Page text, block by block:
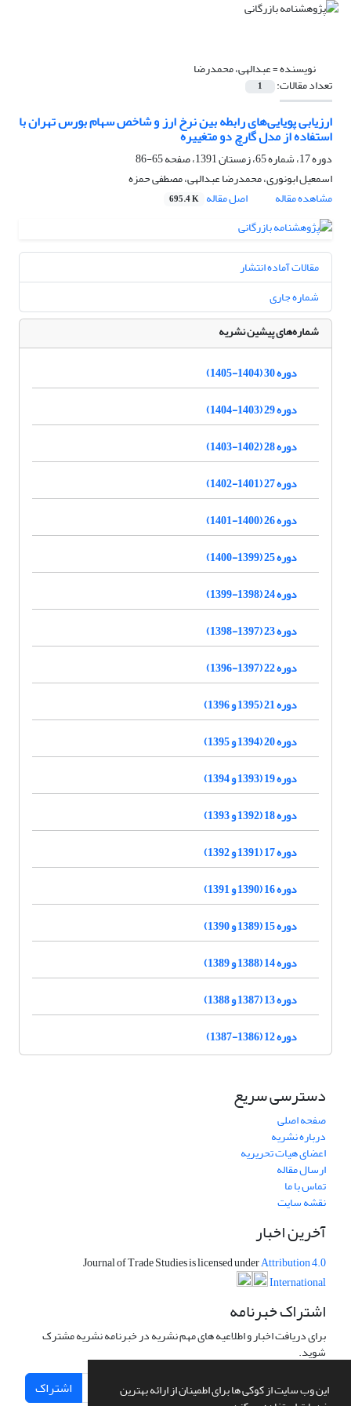
این وب سایت از کوکی ها برای اطمینان از ارائه بهترین
نویسنده =عبدالهی، محمدرضا
تعداد مقالات: 1
ارزیابی پویایی‌های رابطه بین نرخ ارز و شاخص سهام بورس تهران با
استفاده از مدل گارچ دو متغییره
دوره 17، شماره 65، زمستان 1391، صفحه
65-86
اسمعیل ابونوری، محمدرضا عبدالهی، مصطفی حمزه
مشاهده مقاله
اصل مقاله 695.4 K
مقالات آماده انتشار
شماره جاری
شماره‌های پیشین نشریه
دوره 30 (1404-1405)
دوره 29 (1403-1404)
دوره 28 (1402-1403)
دوره 27 (1401-1402)
دوره 26 (1400-1401)
دوره 25 (1399-1400)
دوره 24 (1398-1399)
دوره 23 (1397-1398)
دوره 22 (1397-1396)
دوره 21 (1395 و 1396)
دوره 20 (1394 و 1395)
دوره 19 (1393 و 1394)
دوره 18 (1392 و 1393)
دوره 17 (1391 و 1392)
دوره 16 (1390 و 1391)
دوره 15 (1389 و 1390)
دوره 14 (1388 و 1389)
دوره 13 (1387 و 1388)
دوره 12 (1386-1387)
دسترسی سریع
صفحه اصلی
درباره نشریه
اعضای هیات تحریریه
ارسال مقاله
تماس با ما
نقشه سایت
آخرین اخبار
Journal of Trade Studies is licensed underAttribution 4.0
International
اشتراک خبرنامه
برای دریافت اخبار و اطلاعیه های مهم نشریه در خبرنامه نشریه مشترک
شوید.
اشتراک